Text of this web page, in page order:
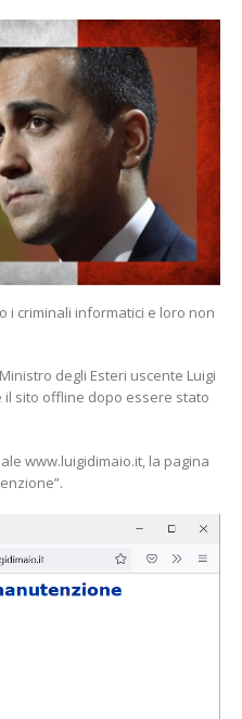
i criminali informatici e loro non
degli Esteri uscente Luigi
sito offline dopo essere stato
www.luigidimaio.it, la pagina